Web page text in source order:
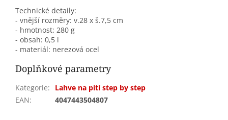
Technické detaily:
- vnější rozměry: v.28 x š.7,5 cm
- hmotnost: 280 g
- obsah: 0,5 l
- materiál: nerezová ocel
Doplňkové parametry
Kategorie:
Lahve na pití step by step
EAN: 4047443504807